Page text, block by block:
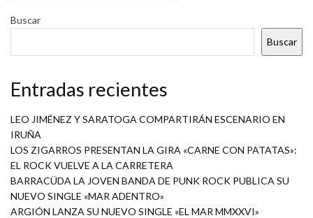
Buscar
Buscar
Entradas recientes
LEO JIMÉNEZ Y SARATOGA COMPARTIRÁN ESCENARIO EN
IRUÑA
LOS ZIGARROS PRESENTAN LA GIRA «CARNE CON PATATAS»:
EL ROCK VUELVE A LA CARRETERA
BARRACÜDA LA JOVEN BANDA DE PUNK ROCK PUBLICA SU
NUEVO SINGLE «MAR ADENTRO»
ARGIÓN LANZA SU NUEVO SINGLE «EL MAR MMXXVI»